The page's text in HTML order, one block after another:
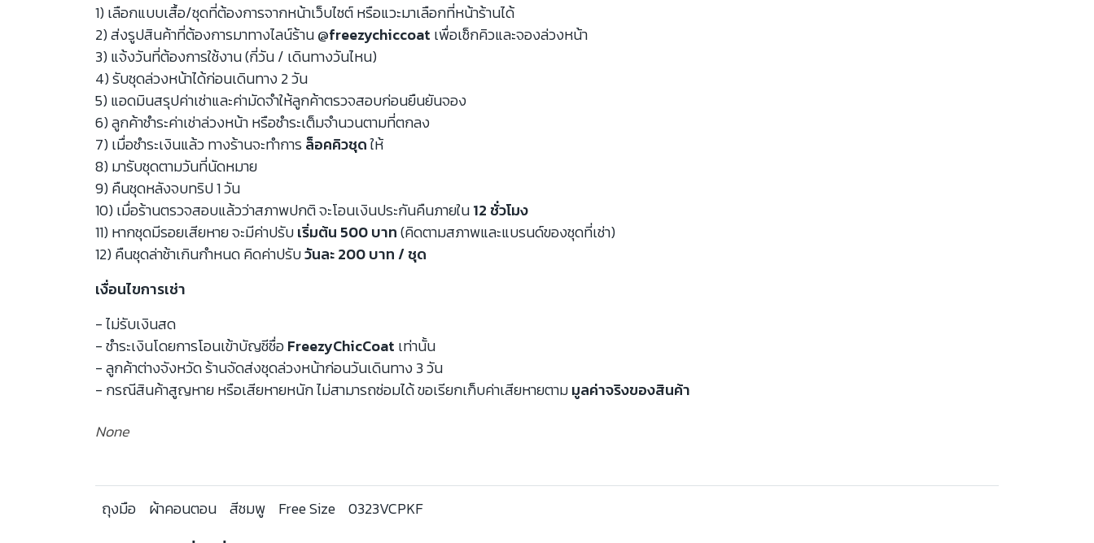
1) เลือกแบบเสื้อ/ชุดที่ต้องการจากหน้าเว็บไซต์ หรือแวะมาเลือกที่หน้าร้านได้
2) ส่งรูปสินค้าที่ต้องการมาทางไลน์ร้าน@freezychiccoat เพื่อเช็กคิวและจองล่วงหน้า
3) แจ้งวันที่ต้องการใช้งาน (กี่วัน / เดินทางวันไหน)
4) รับชุดล่วงหน้าได้ก่อนเดินทาง 2 วัน
5) แอดมินสรุปค่าเช่าและค่ามัดจำให้ลูกค้าตรวจสอบก่อนยืนยันจอง
6) ลูกค้าชำระค่าเช่าล่วงหน้า หรือชำระเต็มจำนวนตามที่ตกลง
7) เมื่อชำระเงินแล้ว ทางร้านจะทำการล็อคคิวชุดให้
8) มารับชุดตามวันที่นัดหมาย
9) คืนชุดหลังจบทริป 1 วัน
10) เมื่อร้านตรวจสอบแล้วว่าสภาพปกติ จะโอนเงินประกันคืนภายใน12 ชั่วโมง
11) หากชุดมีรอยเสียหาย จะมีค่าปรับเริ่มต้น 500 บาท(คิดตามสภาพและแบรนด์ของชุดที่เช่า)
12) คืนชุดล่าช้าเกินกำหนด คิดค่าปรับวันละ 200 บาท / ชุด
เงื่อนไขการเช่า
- ไม่รับเงินสด
- ชำระเงินโดยการโอนเข้าบัญชีชื่อFreezyChicCoat เท่านั้น
- ลูกค้าต่างจังหวัด ร้านจัดส่งชุดล่วงหน้าก่อนวันเดินทาง 3 วัน
- กรณีสินค้าสูญหาย หรือเสียหายหนัก ไม่สามารถซ่อมได้ ขอเรียกเก็บค่าเสียหายตามมูลค่าจริงของสินค้า
None
ถุงมือ ผ้าคอนตอน สีชมพู Free Size 0323VCPKF